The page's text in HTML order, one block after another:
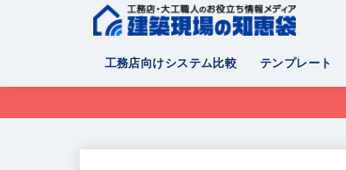
工務店向けシステム比較 テンプレート